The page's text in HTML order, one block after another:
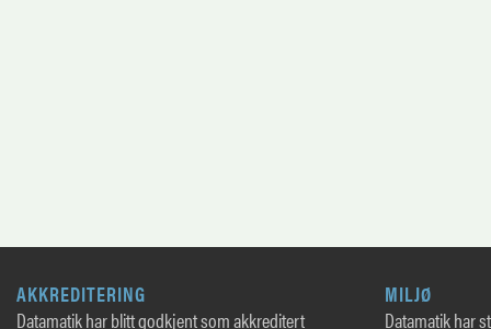
AKKREDITERING
Datamatik har blitt godkjent som akkreditert
MILJØ
Datamatik har